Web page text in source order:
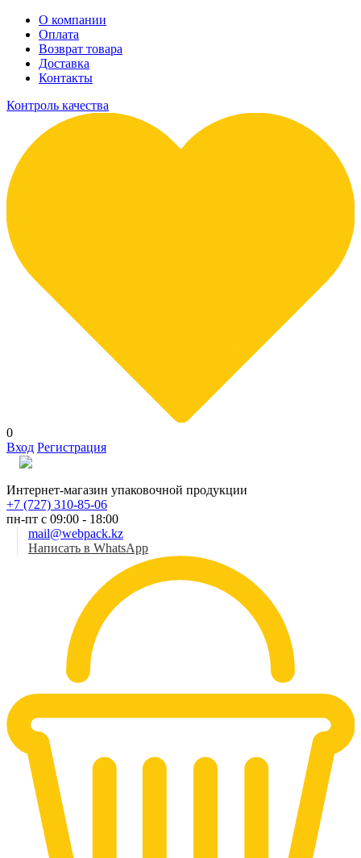
О компании
Оплата
Возврат товара
Доставка
Контакты
Контроль качества
0
Вход Регистрация
Интернет-магазин упаковочной продукции
+7 (727) 310-85-06
пн-пт с 09:00 - 18:00
mail@webpack.kz
Написать в WhatsApp